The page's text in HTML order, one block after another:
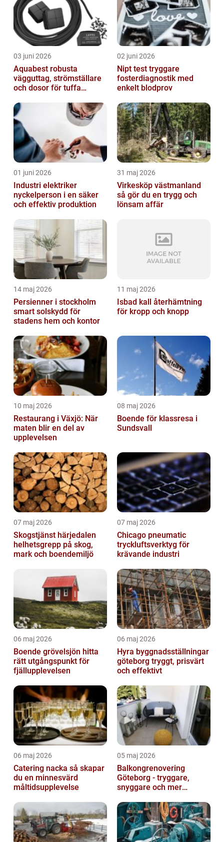
03 juni 2026
Aquabest robusta
vägguttag, strömställare
och dosor för tuffa
02 juni 2026
Nipt test tryggare
fosterdiagnostik med
enkelt blodprov
01 juni 2026
Industri elektriker
nyckelperson i en säker
och effektiv produktion
31 maj 2026
Virkesköp västmanland
så gör du en trygg och
lönsam affär
14 maj 2026
Persienner i stockholm
smart solskydd för
stadens hem och kontor
11 maj 2026
Isbad kall återhämtning
för kropp och knopp
10 maj 2026
Restaurang i Växjö: När
maten blir en del av
upplevelsen
08 maj 2026
Boende för klassresa i
Sundsvall
07 maj 2026
Skogstjänst härjedalen
helhetsgrepp på skog,
mark och boendemiljö
07 maj 2026
Chicago pneumatic
tryckluftsverktyg för
krävande industri
06 maj 2026
Boende grövelsjön hitta
rätt utgångspunkt för
fjällupplevelsen
06 maj 2026
Hyra byggnadsställningar
göteborg tryggt, prisvärt
och effektivt
06 maj 2026
Catering nacka så skapar
du en minnesvärd
måltidsupplevelse
05 maj 2026
Balkongrenovering
Göteborg - tryggare,
snyggare och mer